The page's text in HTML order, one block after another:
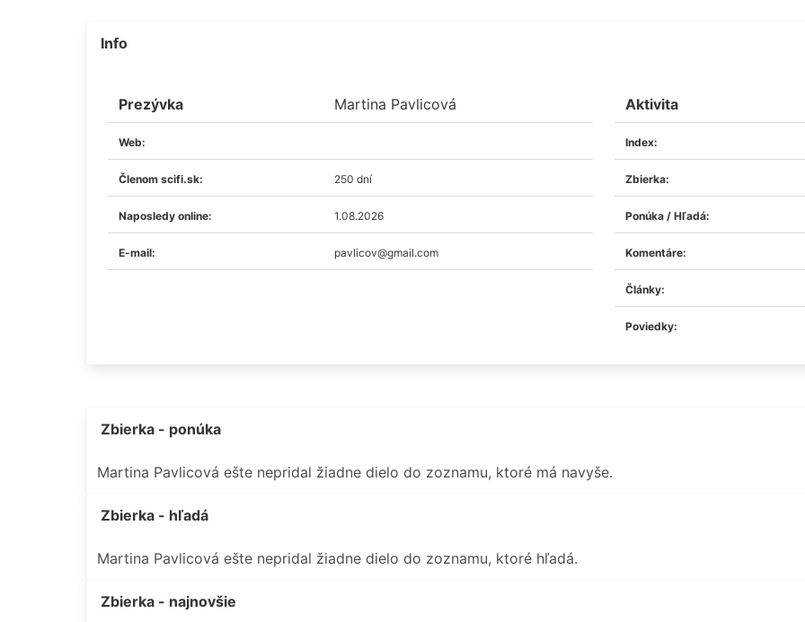
Info
Prezývka Martina Pavlicová
Web:
Členom scifi.sk: 250 dní
Naposledy online: 1.08.2026
E-mail: pavlicov@gmail.com
Aktivita
Index:
Zbierka:
Ponúka / Hľadá:
Komentáre:
Články:
Poviedky:
Zbierka - ponúka
Martina Pavlicová ešte nepridal žiadne dielo do zoznamu, ktoré má navyše.
Zbierka - hľadá
Martina Pavlicová ešte nepridal žiadne dielo do zoznamu, ktoré hľadá.
Zbierka - najnovšie